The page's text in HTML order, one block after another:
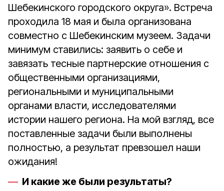
Шебекинского городского округа». Встреча
проходила 18 мая и была организована
совместно с Шебекинским музеем. Задачи
минимум ставились: заявить о себе и
завязать тесные партнерские отношения с
общественными организациями,
региональными и муниципальными
органами власти, исследователями
истории нашего региона. На мой взгляд, все
поставленные задачи были выполнены
полностью, а результат превзошел наши
ожидания!
И какие же были результаты?